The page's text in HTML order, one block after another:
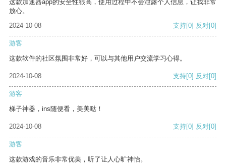
这款加速器app的安全性很高，使用过程中不会泄露个人信息，让我非常
放心。
2024-10-08
支持[0] 反对[0]
游客
这款软件的社区氛围非常好，可以与其他用户交流学习心得。
2024-10-08 支持[0] 反对[0]
游客
梯子神器，ins随便看，美美哒！
2024-10-08 支持[0] 反对[0]
游客
这款游戏的音乐非常优美，听了让人心旷神怡。